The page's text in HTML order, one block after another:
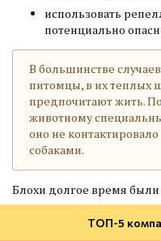
использовать
потенциально
В большинстве
питомцы, в их теплых
предпочитают жить.
животному
оно не
собаками.
Блохи долгое время
распространяя эпидемии
Современные средства
ТОП-5